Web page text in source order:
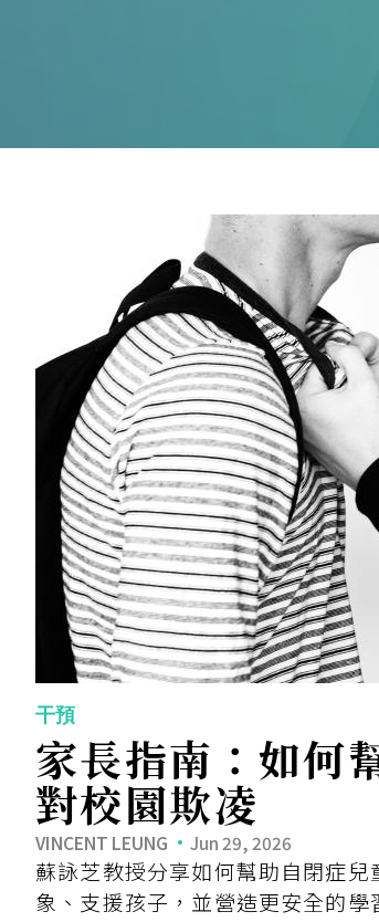
干預
家長指南：如何
對校園欺凌
VINCENT LEUNG Jun 29, 2026
蘇詠芝教授分享如何幫助自閉症
象、支援孩子，並營造更安全的學